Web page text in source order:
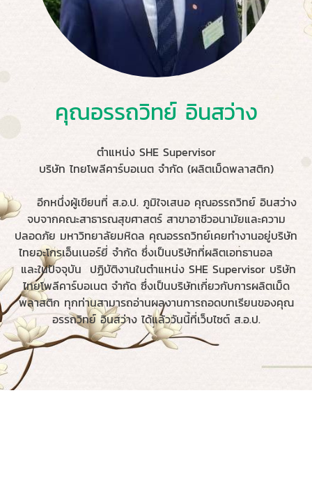
คุณอรรถวิทย์ อินสว่าง
ตำแหน่ง SHE Supervisor
บริษัท ไทยโพลีคาร์บอเนต จำกัด (ผลิตเม็ดพลาสติก)
อีกหนึ่งผู้เขียนที่ ส.อ.ป. ภูมิใจเสนอ คุณอรรถวิทย์ อินสว่าง
จบจากคณะสาธารณสุขศาสตร์ สาขาอาชีวอนามัยและความ
ปลอดภัย มหาวิทยาลัยมหิดล คุณอรรถวิทย์เคยทำงานอยู่บริษัท
ไทยอะโกรเอ็นเนอร์ยี่ จำกัด ซึ่งเป็นบริษัทที่ผลิตเอทธานอล
และในปัจจุบัน ปฏิบัติงานในตำแหน่ง SHE Supervisor บริษัท
ไทยโพลีคาร์บอเนต จำกัด ซึ่งเป็นบริษัทเกี่ยวกับการผลิตเม็ด
พลาสติก ทุกท่านสามารถอ่านผลงานการถอดบทเรียนของคุณ
อรรถวิทย์ อินสว่าง ได้แล้ววันนี้ที่เว็บไซต์ ส.อ.ป.